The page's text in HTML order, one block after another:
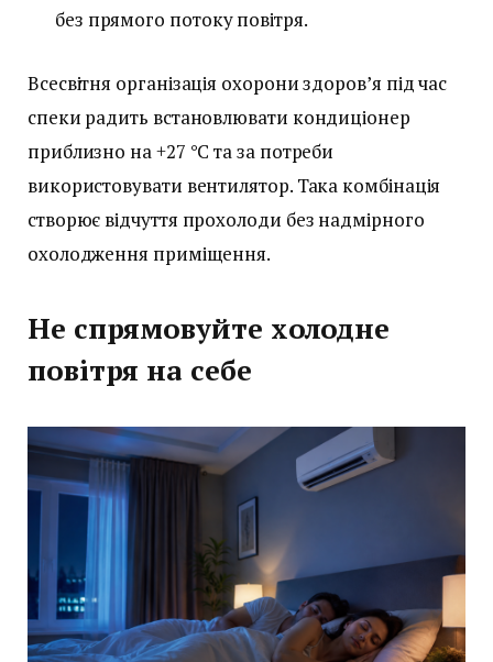
без прямого потоку повітря.
Всесвітня організація охорони здоров’я під час
спеки радить встановлювати кондиціонер
приблизно на +27 °C та за потреби
використовувати вентилятор. Така комбінація
створює відчуття прохолоди без надмірного
охолодження приміщення.
Не спрямовуйте холодне
повітря на себе